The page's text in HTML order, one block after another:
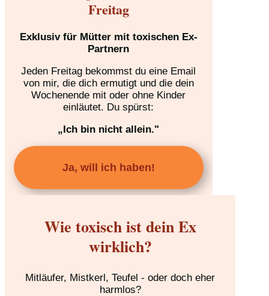
Freitag
Exklusiv für Mütter mit toxischen Ex-
Partnern
Jeden Freitag bekommst du eine Email
von mir, die dich ermutigt und die dein
Wochenende mit oder ohne Kinder
einläutet. Du spürst:
„Ich bin nicht allein."
Ja, will ich haben!
Wie toxisch ist dein Ex
wirklich?
Mitläufer, Mistkerl, Teufel - oder doch eher
harmlos?